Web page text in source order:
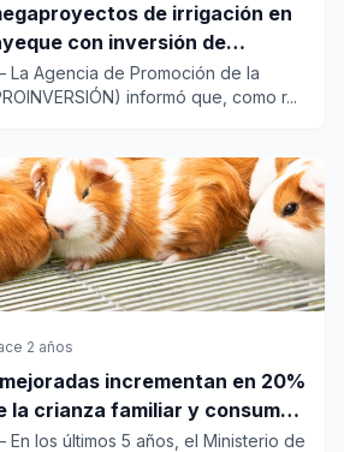
de irrigación en
con inversión de
La Agencia de Promoción de la
informó que, como r...
2 años
incrementan en 20%
la crianza familiar y consumo
En los últimos 5 años, el Ministerio de